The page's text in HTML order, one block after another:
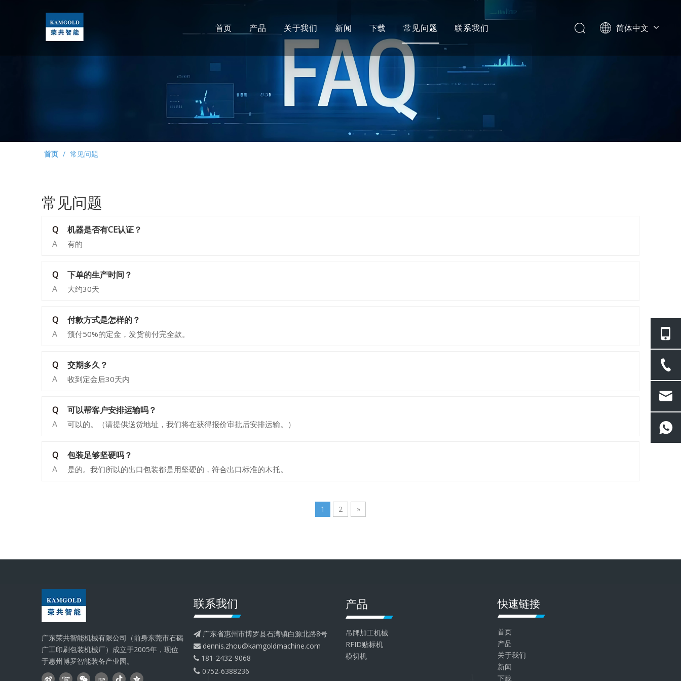
首页 产品 关于我们 新闻 下载 常见问题 联系我们 简体中文
English
首页 / 常见问题
常见问题
Q
机器是否有CE认证？
A
有的
Q
下单的生产时间？
A
大约30天
Q
付款方式是怎样的？
A
预付50%的定金，发货前付完全款。
Q
交期多久？
A
收到定金后30天内
Q
可以帮客户安排运输吗？
A
可以的。（请提供送货地址，我们将在获得报价审批后安排运输。）
Q
包装足够坚硬吗？
A
是的。我们所以的出口包装都是用坚硬的，符合出口标准的木托。
1 2 »
广东荣共智能机械有限公司（前身东莞市石碣
广工印刷包装机械厂）成立于2005年，现位
于惠州博罗智能装备产业园。
联系我们
 广东省惠州市博罗县石湾镇白源北路8号
 dennis.zhou@kamgoldmachine.com
 181-2432-9068
 0752-6388236
产品
吊牌加工机械
RFID贴标机
模切机
快速链接
首页
产品
关于我们
新闻
下载